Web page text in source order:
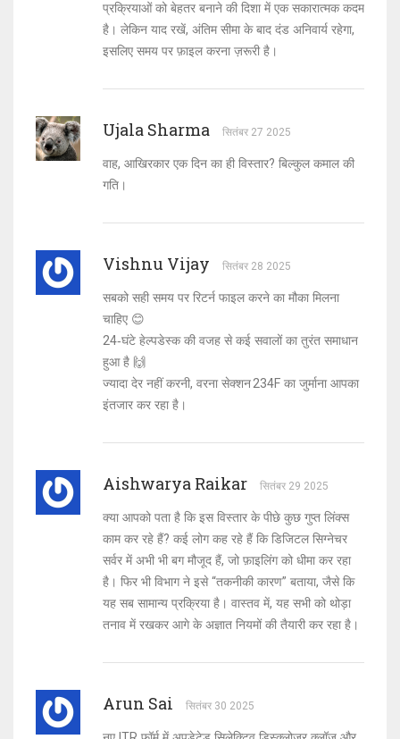
प्रक्रियाओं को बेहतर बनाने की दिशा में एक सकारात्मक कदम
है। लेकिन याद रखें, अंतिम सीमा के बाद दंड अनिवार्य रहेगा,
इसलिए समय पर फ़ाइल करना ज़रूरी है।
Ujala Sharma सितंबर 27 2025
वाह, आखिरकार एक दिन का ही विस्तार? बिल्कुल कमाल की
गति।
Vishnu Vijay सितंबर 28 2025
सबको सही समय पर रिटर्न फाइल करने का मौका मिलना
चाहिए 😊
24‑घंटे हेल्पडेस्क की वजह से कई सवालों का तुरंत समाधान
हुआ है 🙌
ज्यादा देर नहीं करनी, वरना सेक्शन 234F का जुर्माना आपका
इंतजार कर रहा है।
Aishwarya Raikar सितंबर 29 2025
क्या आपको पता है कि इस विस्तार के पीछे कुछ गुप्त लिंक्स
काम कर रहे हैं? कई लोग कह रहे हैं कि डिजिटल सिग्नेचर
सर्वर में अभी भी बग मौजूद हैं, जो फ़ाइलिंग को धीमा कर रहा
है। फिर भी विभाग ने इसे “तकनीकी कारण” बताया, जैसे कि
यह सब सामान्य प्रक्रिया है। वास्तव में, यह सभी को थोड़ा
तनाव में रखकर आगे के अज्ञात नियमों की तैयारी कर रहा है।
Arun Sai सितंबर 30 2025